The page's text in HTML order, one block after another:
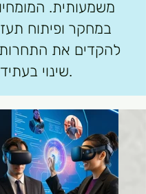
משמעותית.
במחקר ופיתוח
להקדים את
שינוי בעתיד.